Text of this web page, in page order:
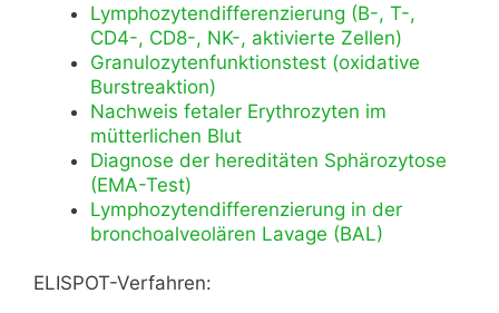
Lymphozytendifferenzierung (B-, T-,
CD4-, CD8-, NK-, aktivierte Zellen)
Granulozytenfunktionstest (oxidative
Burstreaktion)
Nachweis fetaler Erythrozyten im
mütterlichen Blut
Diagnose der hereditäten Sphärozytose
(EMA-Test)
Lymphozytendifferenzierung in der
bronchoalveolären Lavage (BAL)
ELISPOT-Verfahren: